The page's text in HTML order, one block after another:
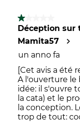
1 su 5 stelle.
Déception sur
Mamita57
un anno fa
[Cet avis a été
A l'ouverture le
idée: il s'ouvre
la cata) et le
la conception.
trop de tout: